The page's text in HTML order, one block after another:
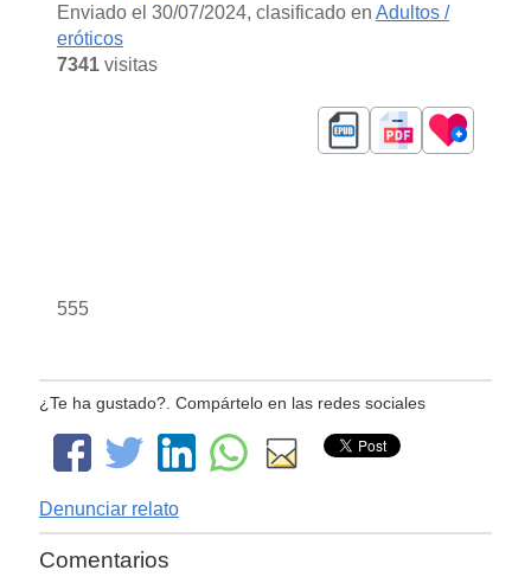
Enviado el 30/07/2024, clasificado en Adultos /
eróticos
7341visitas
555
¿Te ha gustado?. Compártelo en las redes sociales
Denunciar relato
Comentarios